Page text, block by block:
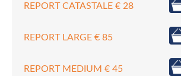
REPORT CATASTALE € 28
REPORT LARGE € 85
REPORT MEDIUM € 45